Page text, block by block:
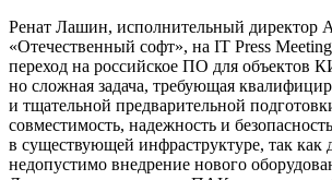
Ренат Лашин, исполнительный директор
«Отечественный софт», на IT Press
переход на российское ПО для объектов
но сложная задача, требующая
и тщательной предварительной
совместимость, надежность и
в существующей инфраструктуре, так
недопустимо внедрение нового